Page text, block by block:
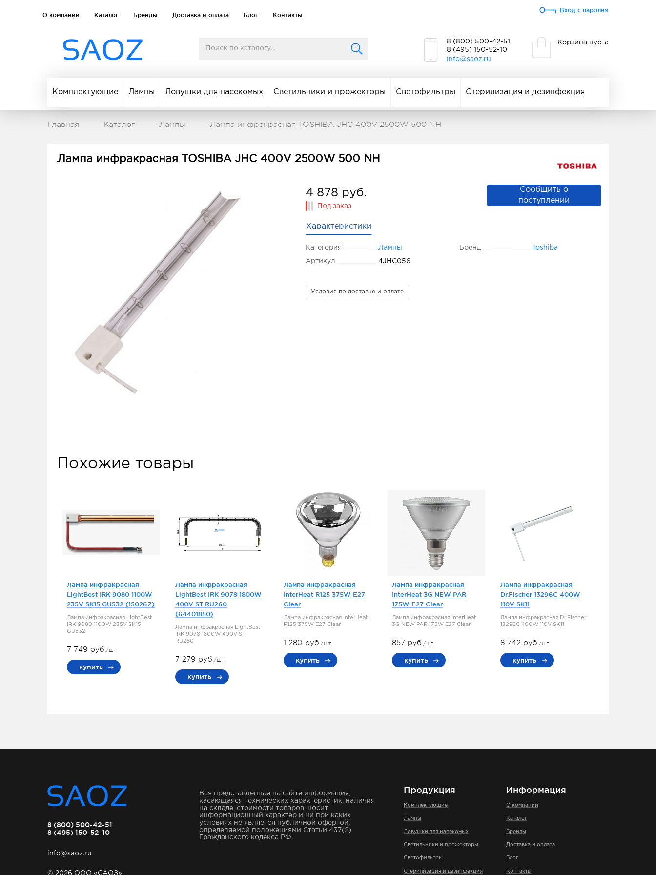
О компании Каталог Бренды Доставка и оплата Блог Контакты
Вход с паролем
8 (800) 500-42-51
8 (495) 150-52-10
info@saoz.ru
Корзина пуста
Комплектующие Лампы Ловушки для насекомых Светильники и прожекторы Светофильтры Стерилизация и дезинфекция
Главная Каталог Лампы Лампа инфракрасная TOSHIBA JHC 400V 2500W 500 NH
Лампа инфракрасная TOSHIBA JHC 400V 2500W 500 NH
4 878 руб.
Под заказ
Сообщить о
поступлении
Характеристики
Категория Лампы
Артикул 4JHC056
Бренд Toshiba
Условия по доставке и оплате
Похожие товары
Лампа инфракрасная
LightBest IRK 9080 1100W
235V SK15 GU532 (15026Z)
Лампа инфракрасная LightBest
IRK 9080 1100W 235V SK15
GU532
7 749 руб./шт.
купить
Лампа инфракрасная
LightBest IRK 9078 1800W
400V ST RU260
(64401850)
Лампа инфракрасная LightBest
IRK 9078 1800W 400V ST
RU260
7 279 руб./шт.
купить
Лампа инфракрасная
InterHeat R125 375W E27
Clear
Лампа инфракрасная InterHeat
R125 375W E27 Clear
1 280 руб./шт.
купить
Лампа инфракрасная
InterHeat 3G NEW PAR
175W E27 Clear
Лампа инфракрасная InterHeat
3G NEW PAR 175W E27 Clear
857 руб./шт.
купить
Лампа инфракрасная
Dr.Fischer 13296C 400W
110V SK11
Лампа инфракрасная Dr.Fischer
13296C 400W 110V SK11
8 742 руб./шт.
купить
8 (800) 500-42-51
8 (495) 150-52-10
info@saoz.ru
© 2026 ООО «САОЗ»
Вся представленная на сайте информация,
касающаяся технических характеристик, наличия
на складе, стоимости товаров, носит
информационный характер и ни при каких
условиях не является публичной офертой,
определяемой положениями Статьи 437(2)
Гражданского кодекса РФ.
Продукция
Комплектующие
Лампы
Ловушки для насекомых
Светильники и прожекторы
Светофильтры
Стерилизация и дезинфекция
Информация
О компании
Каталог
Бренды
Доставка и оплата
Блог
Контакты